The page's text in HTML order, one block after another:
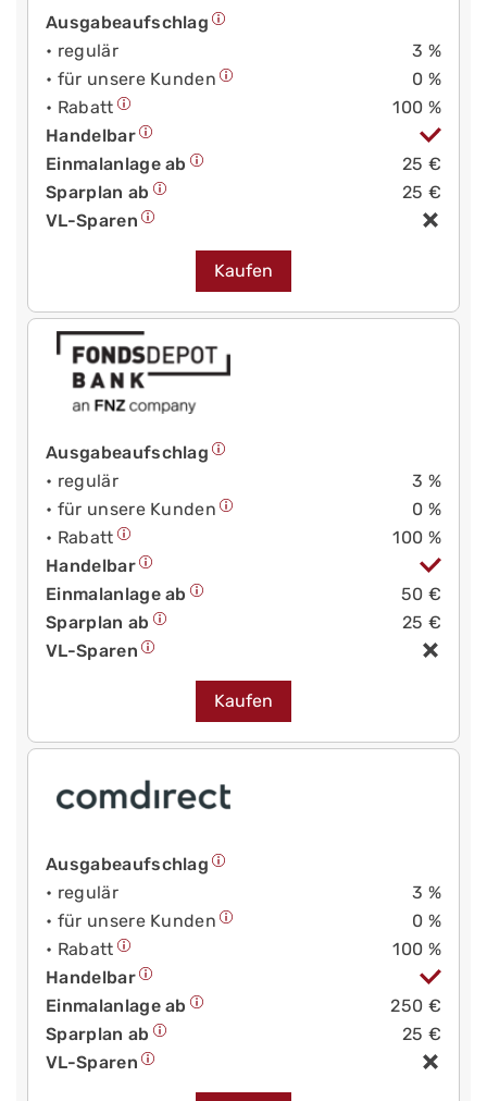
Ausgabeaufschlag
• regulär
3 %
• für unsere Kunden
0 %
• Rabatt
100 %
Handelbar
Einmalanlage ab
25 €
Sparplan ab
25 €
VL-Sparen
Kaufen
Ausgabeaufschlag
• regulär
3 %
• für unsere Kunden
0 %
• Rabatt
100 %
Handelbar
Einmalanlage ab
50 €
Sparplan ab
25 €
VL-Sparen
Kaufen
Ausgabeaufschlag
• regulär
3 %
• für unsere Kunden
0 %
• Rabatt
100 %
Handelbar
Einmalanlage ab
250 €
Sparplan ab
25 €
VL-Sparen